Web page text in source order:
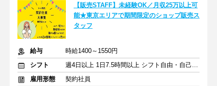
【販売STAFF】未経験OK／月収25万以上可
能★東京エリアで期間限定のショップ販売ス
タッフ
給与
時給1400～1550円
シフト
週4日以上 1日7.5時間以上 シフト自由・自己申告
雇用形態
契約社員